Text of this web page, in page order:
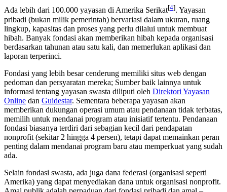
Ada lebih dari 100.000 yayasan di Amerika Serikat[4]. Yayasan
pribadi (bukan milik pemerintah) bervariasi dalam ukuran, ruang
lingkup, kapasitas dan proses yang perlu dilalui untuk membuat
hibah. Banyak fondasi akan memberikan hibah kepada organisasi
berdasarkan tahunan atau satu kali, dan memerlukan aplikasi dan
laporan terperinci.
Fondasi yang lebih besar cenderung memiliki situs web dengan
pedoman dan persyaratan mereka; Sumber baik lainnya untuk
informasi tentang yayasan swasta diliputi oleh Direktori Yayasan
Online dan Guidestar. Sementara beberapa yayasan akan
memberikan dukungan operasi umum atau pendanaan tidak terbatas,
memilih untuk mendanai program atau inisiatif tertentu. Pendanaan
fondasi biasanya terdiri dari sebagian kecil dari pendapatan
nonprofit (sekitar 2 hingga 4 persen), tetapi dapat memainkan peran
penting dalam mendanai program baru atau memperkuat yang sudah
ada.
Selain fondasi swasta, ada juga dana federasi (organisasi seperti
Amerika) yang dapat menyediakan dana untuk organisasi nonprofit.